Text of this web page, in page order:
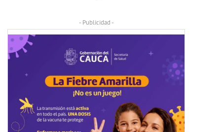
- Publicidad -